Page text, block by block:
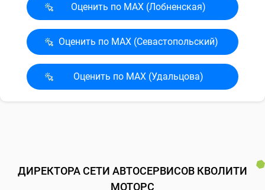
Оценить по MAX (Лобненская)
Оценить по MAX (Севасто­польский)
Оценить по MAX (Удальцова)
ДИРЕКТОРА СЕТИ АВТОСЕРВИСОВ КВОЛИТИ
МОТОРС